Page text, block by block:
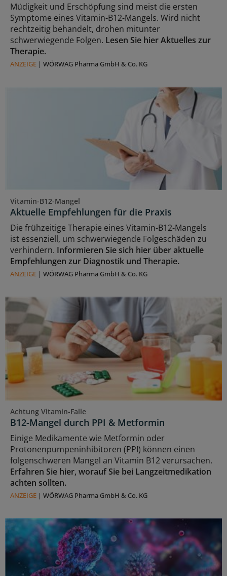
Müdigkeit und Erschöpfung sind meist die ersten
Symptome eines Vitamin-B12-Mangels. Wird nicht
rechtzeitig behandelt, drohen mitunter
schwerwiegende Folgen. Lesen Sie hier Aktuelles zur
Therapie.
ANZEIGE | WÖRWAG Pharma GmbH & Co. KG
Vitamin-B12-Mangel
Aktuelle Empfehlungen für die Praxis
Die frühzeitige Therapie eines Vitamin-B12-Mangels
ist essenziell, um schwerwiegende Folgeschäden zu
verhindern. Informieren Sie sich hier über aktuelle
Empfehlungen zur Diagnostik und Therapie.
ANZEIGE | WÖRWAG Pharma GmbH & Co. KG
Achtung Vitamin-Falle
B12-Mangel durch PPI & Metformin
Einige Medikamente wie Metformin oder
Protonenpumpeninhibitoren (PPI) können einen
folgenschweren Mangel an Vitamin B12 verursachen.
Erfahren Sie hier, worauf Sie bei Langzeitmedikation
achten sollten.
ANZEIGE | WÖRWAG Pharma GmbH & Co. KG